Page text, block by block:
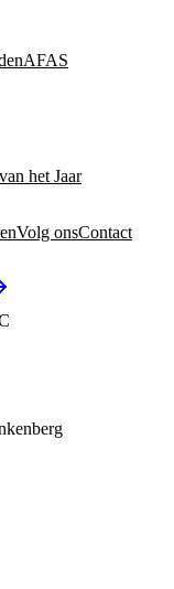
AFAS
het Jaar
Volg onsContact